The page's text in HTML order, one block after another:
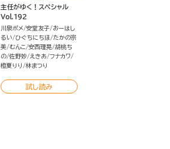
主任がゆく！スペシャル
Vol.192
川泉ポメ 安堂友子 おーはし
るい ひぐちにちほ たかの宗
美 むんこ 安西理晃 胡桃ち
の 佐野妙 えきあ フナカワ
橙夏りり
林まつり
試し読み